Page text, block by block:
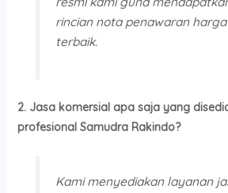
rincian nota penawaran harga
terbaik.
2. Jasa komersial apa saja yang
profesional Samudra Rakindo?
Kami menyediakan layanan